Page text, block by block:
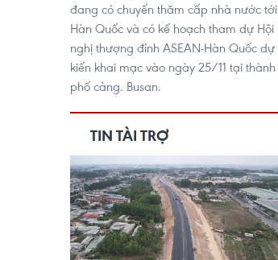
đang có chuyến thăm cấp nhà nước tới
Hàn Quốc và có kế hoạch tham dự Hội
nghị thượng đỉnh ASEAN-Hàn Quốc dự
kiến khai mạc vào ngày 25/11 tại thành
phố cảng. Busan.